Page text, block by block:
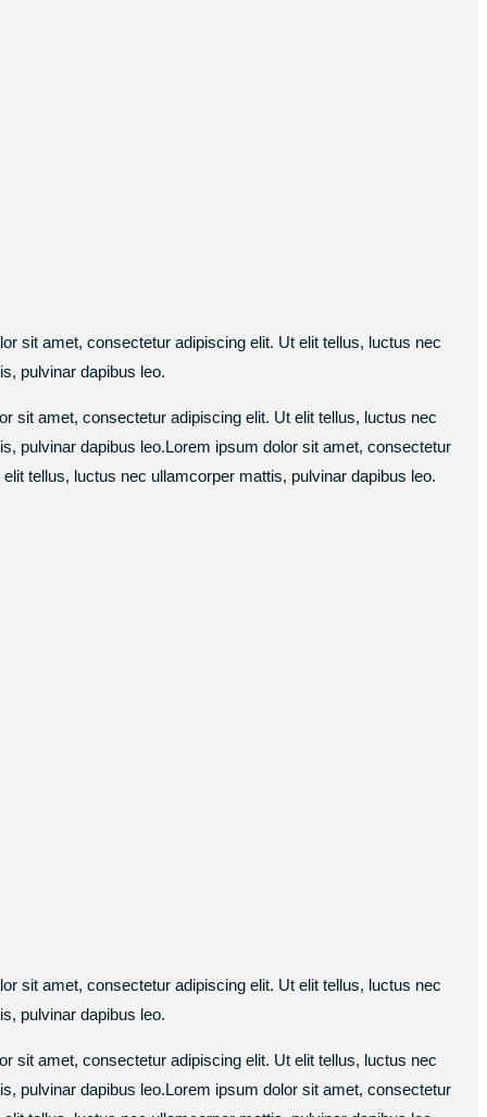
sit amet, consectetur adipiscing elit. Ut elit tellus, luctus nec
pulvinar dapibus leo.
sit amet, consectetur adipiscing elit. Ut elit tellus, luctus nec
pulvinar dapibus leo.Lorem ipsum dolor sit amet, consectetur
tellus, luctus nec ullamcorper mattis, pulvinar dapibus leo.
sit amet, consectetur adipiscing elit. Ut elit tellus, luctus nec
pulvinar dapibus leo.
sit amet, consectetur adipiscing elit. Ut elit tellus, luctus nec
pulvinar dapibus leo.Lorem ipsum dolor sit amet, consectetur